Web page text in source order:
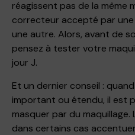
réagissent pas de la même
correcteur accepté par une
une autre. Alors, avant de
pensez à tester votre
jour J.
Et un dernier conseil :
important ou étendu, il est
masquer par du maquillage.
dans certains cas